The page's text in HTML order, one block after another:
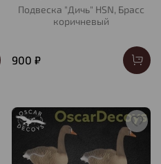
Подвеска "Дичь" HSN, Брасс
коричневый
900 ₽